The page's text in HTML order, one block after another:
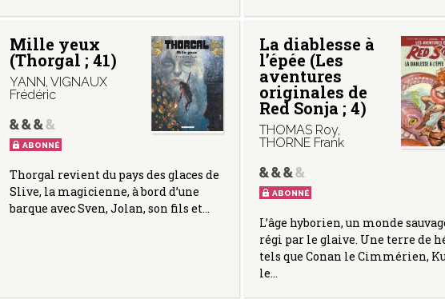
Mille yeux
(Thorgal ; 41)
YANN, VIGNAUX
Frédéric
ABONNÉ
Thorgal revient du pays des glaces de
Slive, la magicienne, à bord d’une
barque avec Sven, Jolan, son fils et…
La diablesse à
l’épée (Les
aventures
originales de
Red Sonja ; 4)
THOMAS Roy,
THORNE Frank
ABONNÉ
L’âge hyborien, un monde
régi par le glaive. Une terre de
tels que Conan le Cimmérien,
le…